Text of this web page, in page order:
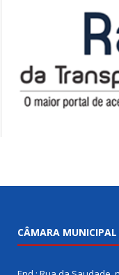
CÂMARA MUNICIPAL